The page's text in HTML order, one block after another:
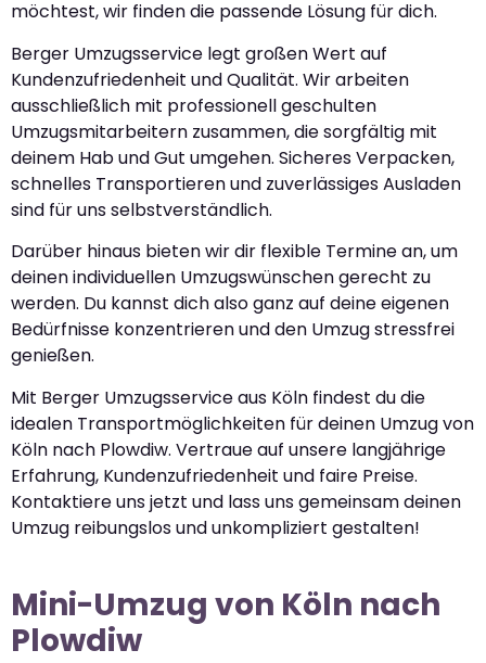
möchtest, wir finden die passende Lösung für dich.
Berger Umzugsservice legt großen Wert auf
Kundenzufriedenheit und Qualität. Wir arbeiten
ausschließlich mit professionell geschulten
Umzugsmitarbeitern zusammen, die sorgfältig mit
deinem Hab und Gut umgehen. Sicheres Verpacken,
schnelles Transportieren und zuverlässiges Ausladen
sind für uns selbstverständlich.
Darüber hinaus bieten wir dir flexible Termine an, um
deinen individuellen Umzugswünschen gerecht zu
werden. Du kannst dich also ganz auf deine eigenen
Bedürfnisse konzentrieren und den Umzug stressfrei
genießen.
Mit Berger Umzugsservice aus Köln findest du die
idealen Transportmöglichkeiten für deinen Umzug von
Köln nach Plowdiw. Vertraue auf unsere langjährige
Erfahrung, Kundenzufriedenheit und faire Preise.
Kontaktiere uns jetzt und lass uns gemeinsam deinen
Umzug reibungslos und unkompliziert gestalten!
Mini-Umzug von Köln nach
Plowdiw